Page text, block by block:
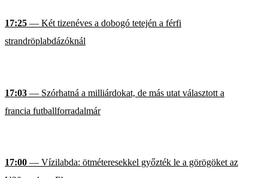
17:25 — Két tizenéves a dobogó tetején a férfi
strandröplabdázóknál
17:03 — Szórhatná a milliárdokat, de más utat választott a
francia futballforradalmár
17:00 — Vízilabda: ötméteresekkel győzték le a görögöket az